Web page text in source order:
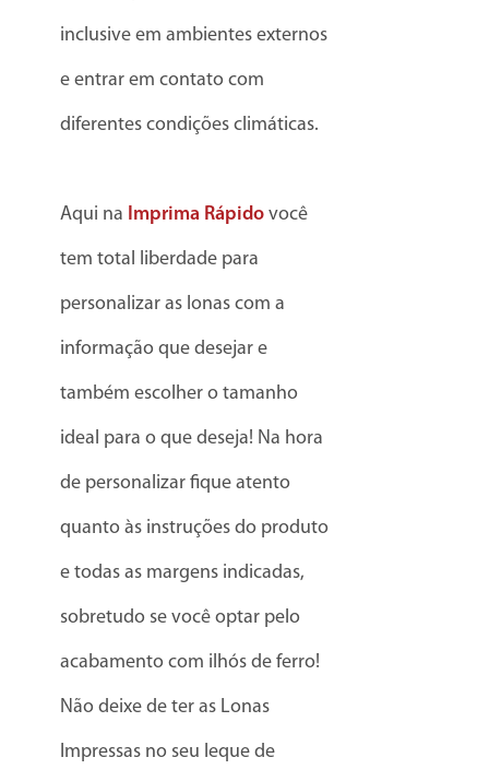
inclusive em ambientes externos
e entrar em contato com
diferentes condições climáticas.
Aqui na Imprima Rápido você
tem total liberdade para
personalizar as lonas com a
informação que desejar e
também escolher o tamanho
ideal para o que deseja! Na hora
de personalizar fique atento
quanto às instruções do produto
e todas as margens indicadas,
sobretudo se você optar pelo
acabamento com ilhós de ferro!
Não deixe de ter as Lonas
Impressas no seu leque de